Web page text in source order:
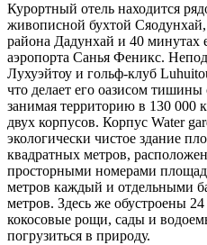
Курортный отель находится
живописной бухтой
района Дадунхай и 40 минутах
аэропорта Санья Феникс.
Лухуэйтоу и гольф-клуб
что делает его оазисом
занимая территорию в 130 000
двух корпусов. Корпус Water
экологически чистое здание
квадратных метров,
просторными номерами
метров каждый и отдельными
метров. Здесь же обустроены
кокосовые рощи, сады и
погрузиться в природу.